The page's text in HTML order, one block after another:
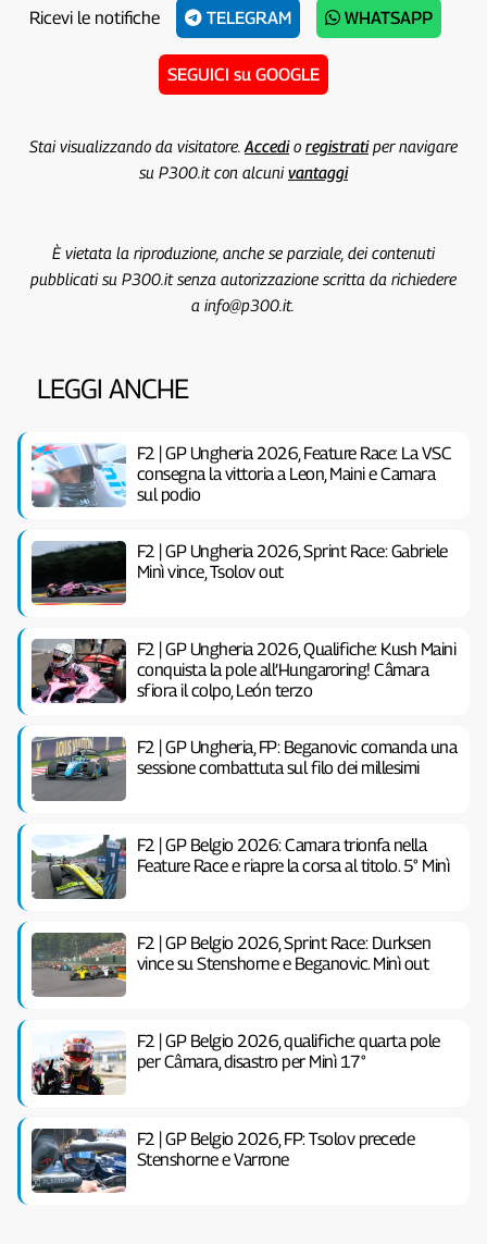
Ricevi le notifiche TELEGRAM WHATSAPP
SEGUICI su GOOGLE
Stai visualizzando da visitatore. Accedio registratiper navigare
su P300.it con alcunivantaggi
È vietata la riproduzione, anche se parziale, dei contenuti
pubblicati su P300.it senza autorizzazione scritta da richiedere
a info@p300.it.
LEGGI ANCHE
F2 | GP Ungheria 2026, Feature Race: La VSC
consegna la vittoria a Leon, Maini e Camara
sul podio
F2 | GP Ungheria 2026, Sprint Race: Gabriele
Minì vince, Tsolov out
F2 | GP Ungheria 2026, Qualifiche: Kush Maini
conquista la pole all’Hungaroring! Câmara
sfiora il colpo, León terzo
F2 | GP Ungheria, FP: Beganovic comanda una
sessione combattuta sul filo dei millesimi
F2 | GP Belgio 2026: Camara trionfa nella
Feature Race e riapre la corsa al titolo. 5° Minì
F2 | GP Belgio 2026, Sprint Race: Durksen
vince su Stenshorne e Beganovic. Minì out
F2 | GP Belgio 2026, qualifiche: quarta pole
per Câmara, disastro per Minì 17°
F2 | GP Belgio 2026, FP: Tsolov precede
Stenshorne e Varrone